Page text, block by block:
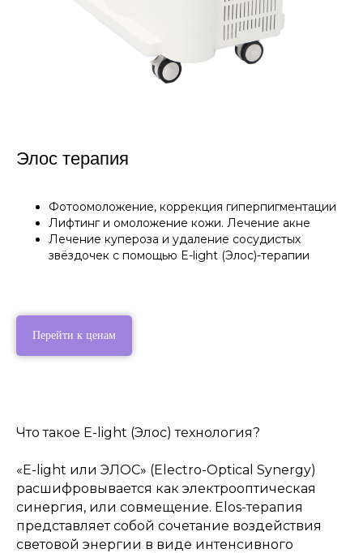
Элос терапия
Фотоомоложение, коррекция гиперпигментации
Лифтинг и омоложение кожи. Лечение акне
Лечение купероза и удаление сосудистых
звёздочек с помощью E-light (Элос)-терапии
Перейти к ценам
Что такое E-light (Элос) технология?
«E-light или ЭЛОС» (Electro-Optical Synergy)
расшифровывается как электрооптическая
синергия, или совмещение. Elos-терапия
представляет собой сочетание воздействия
световой энергии в виде интенсивного